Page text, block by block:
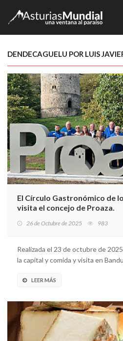
DENDECAGUELU POR LUIS
El Círculo Gastronómico de
visita el concejo de Proaza.
26 de Octubre de 2025 983
Realizada el 23 de octubre de
la capital y comida y visita en
LEER MÁS